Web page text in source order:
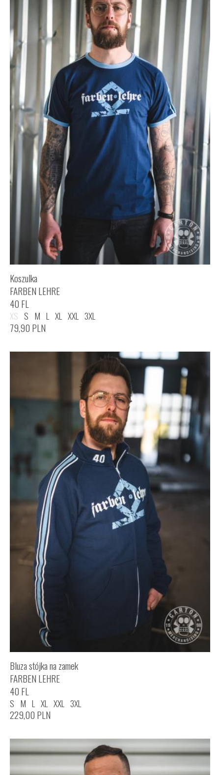
Koszulka
FARBEN LEHRE
40 FL
XS S M L XL XXL 3XL
79,90 PLN
Bluza stójka na zamek
FARBEN LEHRE
40 FL
S M L XL XXL 3XL
229,00 PLN